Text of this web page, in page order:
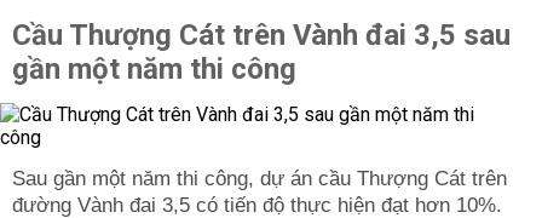
Cầu Thượng Cát trên Vành đai 3,5 sau
gần một năm thi công
Sau gần một năm thi công, dự án cầu Thượng Cát trên
đường Vành đai 3,5 có tiến độ thực hiện đạt hơn 10%.